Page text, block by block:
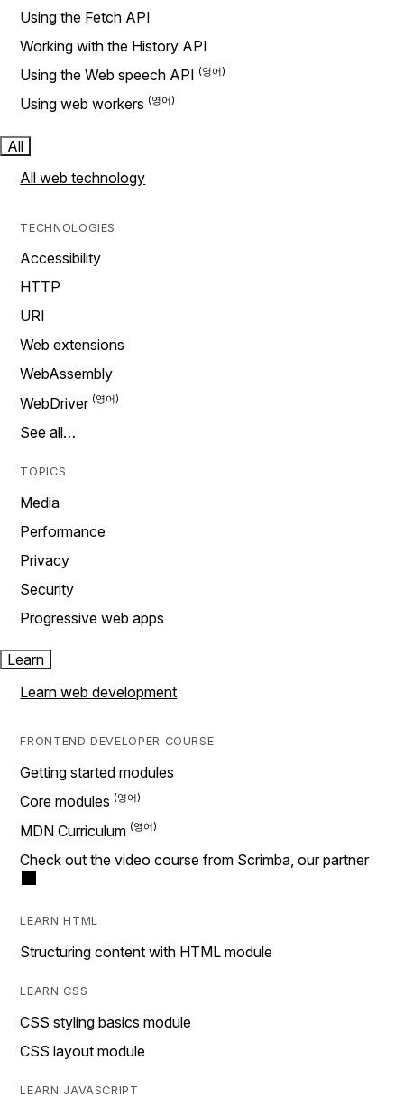
Using the Fetch API
Working with the History API
Using the Web speech API
Using web workers
All
All web technology
TECHNOLOGIES
Accessibility
HTTP
URI
Web extensions
WebAssembly
WebDriver
See all…
TOPICS
Media
Performance
Privacy
Security
Progressive web apps
Learn
Learn web development
FRONTEND DEVELOPER COURSE
Getting started modules
Core modules
MDN Curriculum
Check out the video course from Scrimba, our partner
LEARN HTML
Structuring content with HTML module
LEARN CSS
CSS styling basics module
CSS layout module
LEARN JAVASCRIPT